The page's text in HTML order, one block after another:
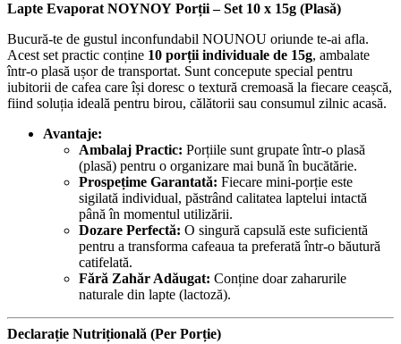
Lapte Evaporat NOΥNOΥ Porții – Set 10 x 15g (Plasă)
Bucură-te de gustul inconfundabil NOUNOU oriunde te-ai afla.
Acest set practic conține 10 porții individuale de 15g, ambalate
într-o plasă ușor de transportat. Sunt concepute special pentru
iubitorii de cafea care își doresc o textură cremoasă la fiecare ceașcă,
fiind soluția ideală pentru birou, călătorii sau consumul zilnic acasă.
Avantaje:
Ambalaj Practic: Porțiile sunt grupate într-o plasă
(plasă) pentru o organizare mai bună în bucătărie.
Prospețime Garantată: Fiecare mini-porție este
sigilată individual, păstrând calitatea laptelui intactă
până în momentul utilizării.
Dozare Perfectă: O singură capsulă este suficientă
pentru a transforma cafeaua ta preferată într-o băutură
catifelată.
Fără Zahăr Adăugat: Conține doar zaharurile
naturale din lapte (lactoză).
Declarație Nutrițională (Per Porție)